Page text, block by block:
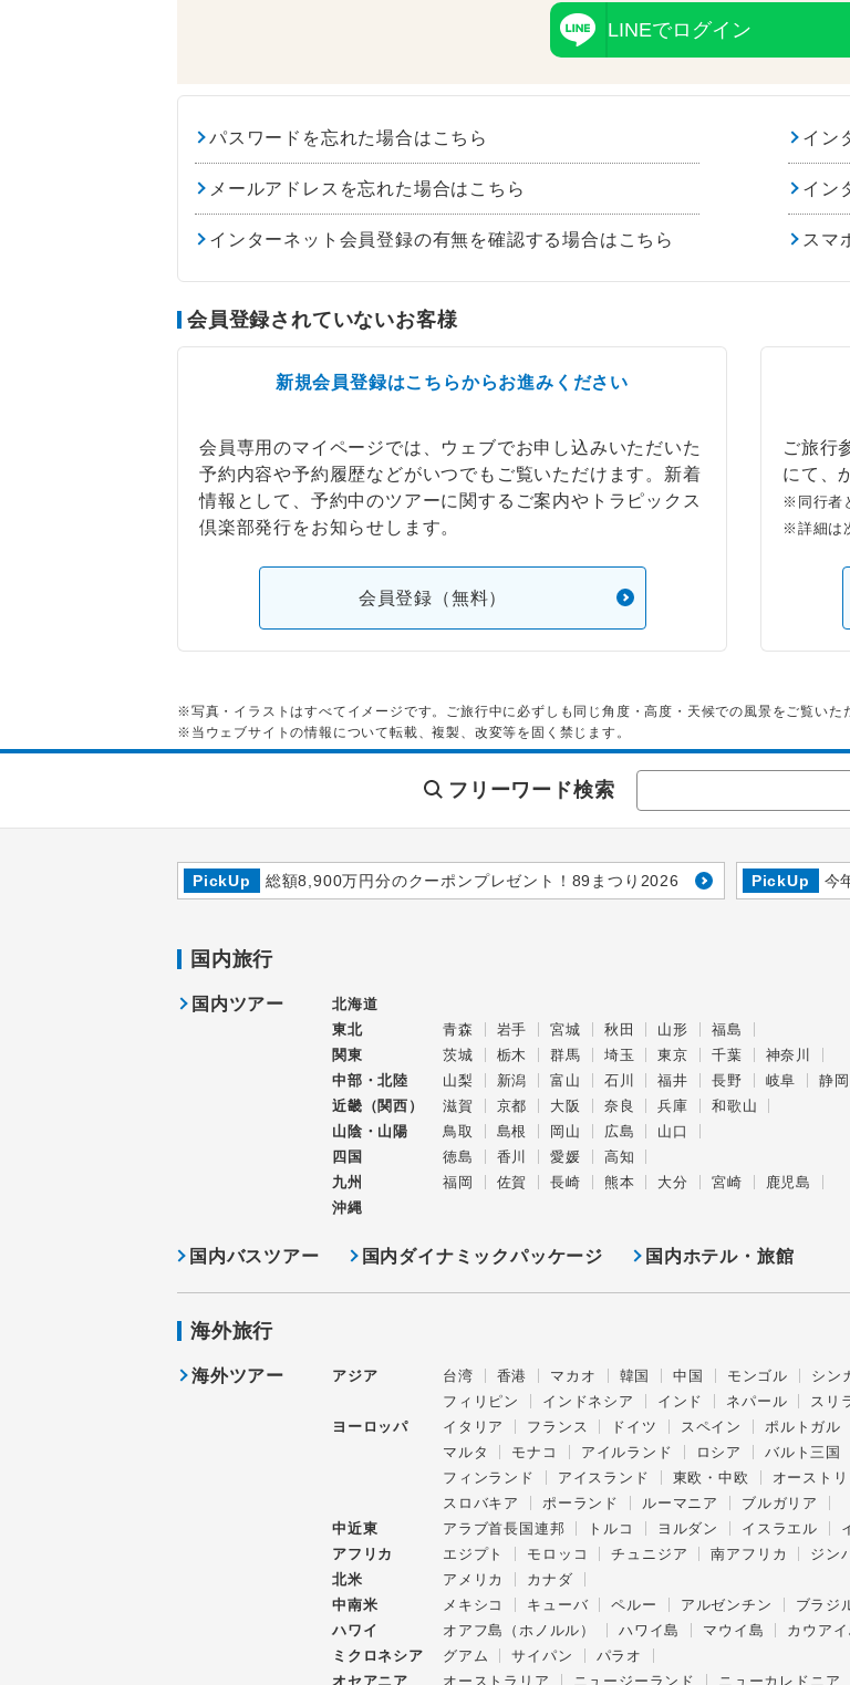
LINEでログイン
パスワードを忘れた場合はこちら イン
メールアドレスを忘れた場合はこちら イン
インターネット会員登録の有無を確認する場合はこちら スマ
会員登録されていないお客様
新規会員登録はこちらからお進みください
会員専用のマイページでは、ウェブでお申し込みいただいた
予約内容や予約履歴などがいつでもご覧いただけます。新着
情報として、予約中のツアーに関するご案内やトラピックス
倶楽部発行をお知らせします。
会員登録（無料）
ご旅行
にて、
※同行者
※詳細は
※写真・イラストはすべてイメージです。ご旅行中に必ずしも同じ角度・高度・天候での風景をご覧いた
※当ウェブサイトの情報について転載、複製、改変等を固く禁じます。
フリーワード検索
PickUp 総額8,900万円分のクーポンプレゼント！89まつり2026 PickUp 今
国内旅行
国内ツアー
北海道
東北
青森 岩手 宮城 秋田 山形
福島
関東
茨城 栃木 群馬 埼玉 東京 千葉
神奈川
中部・北陸
山梨 新潟 富山 石川 福井 長野 岐阜 静岡
近畿（関西）
滋賀 京都 大阪 奈良 兵庫
和歌山
山陰・山陽
鳥取 島根 岡山 広島
山口
四国
徳島 香川 愛媛
高知
九州
福岡 佐賀 長崎 熊本 大分 宮崎
鹿児島
沖縄
国内バスツアー 国内ダイナミックパッケージ 国内ホテル・旅館
海外旅行
海外ツアー アジア 台湾 香港 マカオ 韓国 中国 モンゴル シン
フィリピン
インドネシア インド ネパール スリ
ヨーロッパ
イタリア フランス ドイツ スペイン ポルトガル
マルタ
モナコ アイルランド ロシア バルト三国
フィンランド
アイスランド 東欧・中欧 オーストリ
スロバキア
ポーランド ルーマニア
ブルガリア
中近東
アラブ首長国連邦 トルコ ヨルダン イスラエル
アフリカ
エジプト モロッコ チュニジア 南アフリカ ジン
北米
アメリカ
カナダ
中南米
メキシコ キューバ ペルー アルゼンチン ブラジ
ハワイ
オアフ島（ホノルル） ハワイ島 マウイ島
カウアイ
ミクロネシア
グアム サイパン
パラオ
オセアニア
オーストラリア ニュージーランド ニューカレドニア